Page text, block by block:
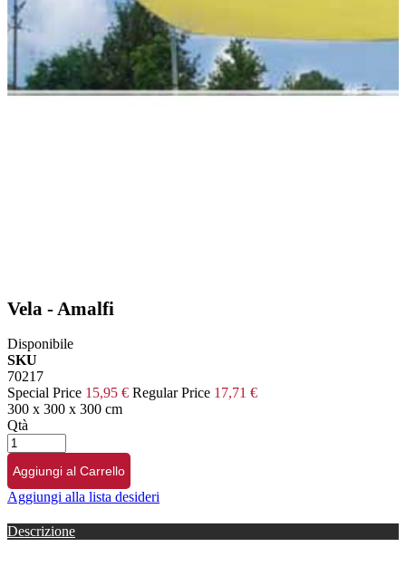
Vela - Amalfi
Disponibile
SKU
70217
Special Price 15,95 € Regular Price 17,71 €
300 x 300 x 300 cm
Qtà
Aggiungi al Carrello
Aggiungi alla lista desideri
Descrizione